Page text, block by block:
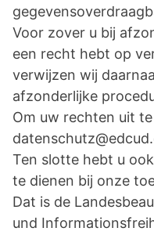
Voor zover u bij
een recht hebt op
verwijzen wij
afzonderlijke
Om uw rechten uit
Ten slotte hebt u
te dienen bij onze
Dat is de
und